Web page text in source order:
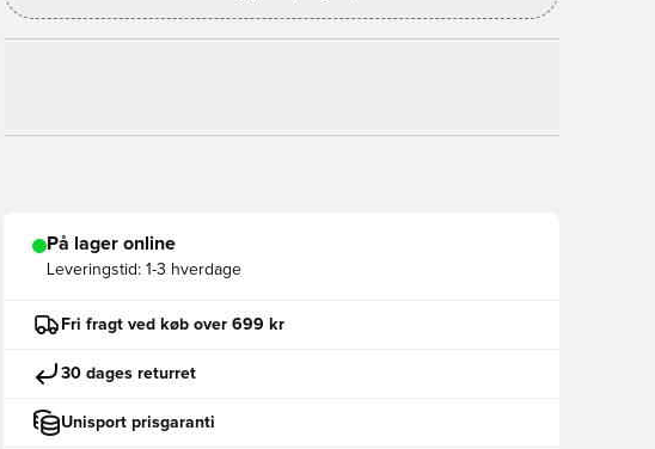
På lager online
Leveringstid: 1-3 hverdage
Fri fragt ved køb over 699 kr
30 dages returret
Unisport prisgaranti